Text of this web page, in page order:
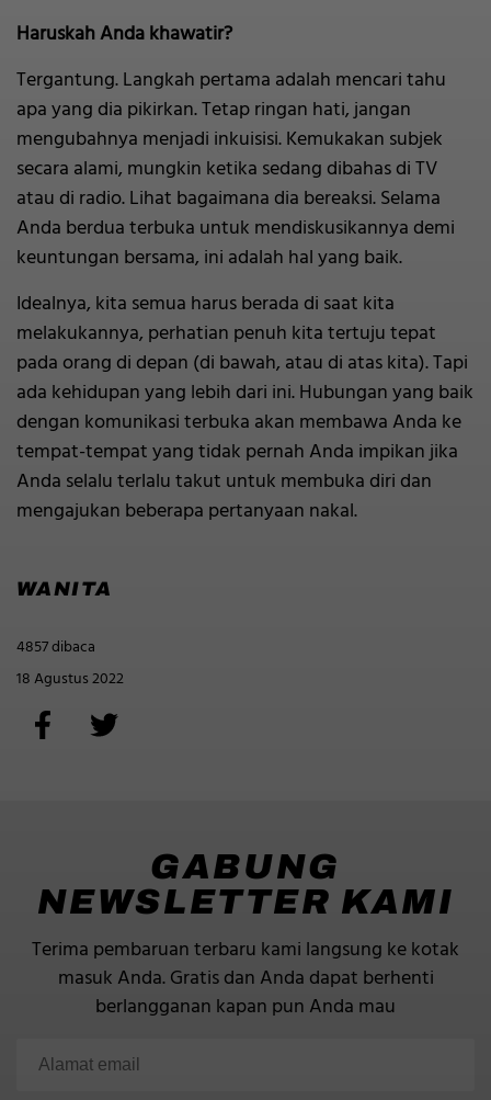
Haruskah Anda khawatir?
Tergantung. Langkah pertama adalah mencari tahu
apa yang dia pikirkan. Tetap ringan hati, jangan
mengubahnya menjadi inkuisisi. Kemukakan subjek
secara alami, mungkin ketika sedang dibahas di TV
atau di radio. Lihat bagaimana dia bereaksi. Selama
Anda berdua terbuka untuk mendiskusikannya demi
keuntungan bersama, ini adalah hal yang baik.
Idealnya, kita semua harus berada di saat kita
melakukannya, perhatian penuh kita tertuju tepat
pada orang di depan (di bawah, atau di atas kita). Tapi
ada kehidupan yang lebih dari ini. Hubungan yang baik
dengan komunikasi terbuka akan membawa Anda ke
tempat-tempat yang tidak pernah Anda impikan jika
Anda selalu terlalu takut untuk membuka diri dan
mengajukan beberapa pertanyaan nakal.
WANITA
4857 dibaca
18 Agustus 2022
GABUNG
NEWSLETTER KAMI
Terima pembaruan terbaru kami langsung ke kotak
masuk Anda.Gratis dan Anda dapat berhenti
berlangganan kapan pun Anda mau